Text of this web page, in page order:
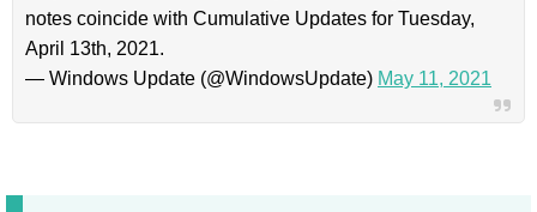
notes coincide with Cumulative Updates for Tuesday,
April 13th, 2021.
— Windows Update (@WindowsUpdate) May 11, 2021